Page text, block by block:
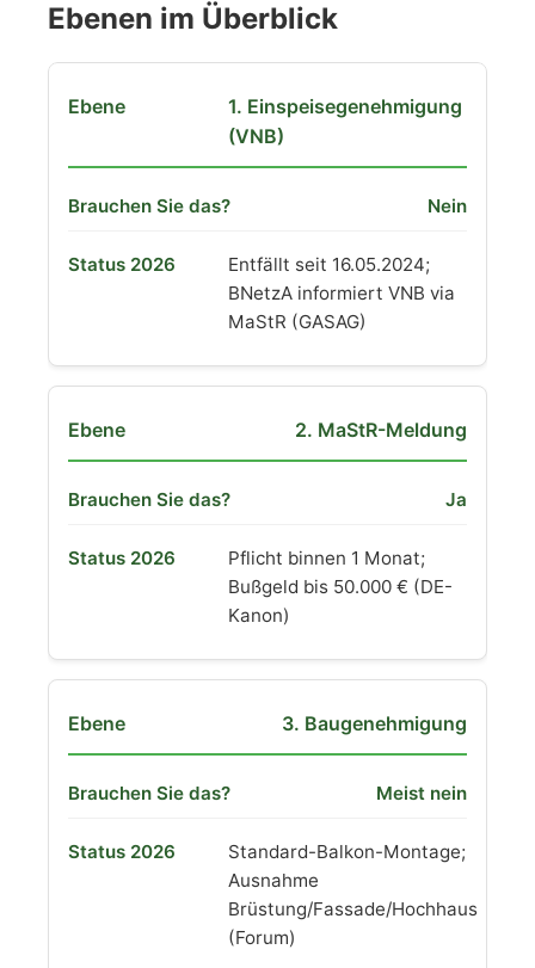
Ebenen im Überblick
1. Einspeisegenehmigung
(VNB)
Nein
Entfällt seit 16.05.2024;
BNetzA informiert VNB via
MaStR (GASAG)
2. MaStR-Meldung
Ja
Pflicht binnen 1 Monat;
Bußgeld bis 50.000 € (DE-
Kanon)
3. Baugenehmigung
Meist nein
Standard-Balkon-Montage;
Ausnahme
Brüstung/Fassade/Hochhaus
(Forum)